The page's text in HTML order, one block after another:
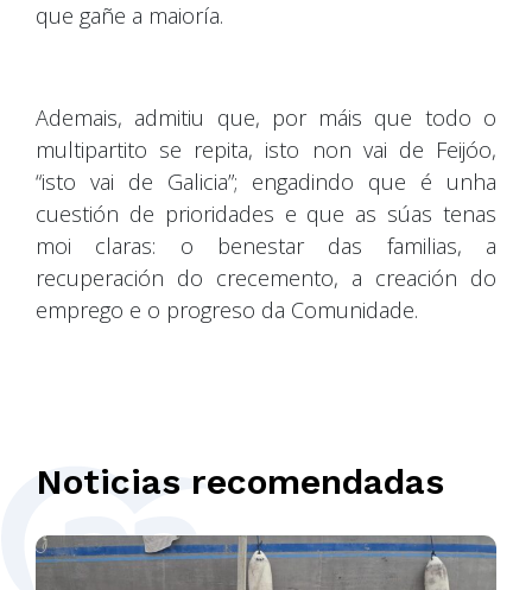
que gañe a maioría.
Ademais, admitiu que, por máis que todo o
multipartito se repita, isto non vai de Feijóo,
“isto vai de Galicia”; engadindo que é unha
cuestión de prioridades e que as súas tenas
moi claras: o benestar das familias, a
recuperación do crecemento, a creación do
emprego e o progreso da Comunidade.
Noticias recomendadas